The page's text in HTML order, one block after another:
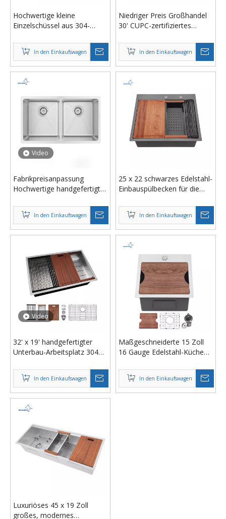
Hochwertige kleine
Einzelschüssel aus 304-
Spültheke, 15-Zoll-
Küchenspüle, Schiff aus
Thailand
In den Einkaufswagen
Niedriger Preis Großhandel
30' CUPC-zertifiziertes
Küchenspülbecken aus
Edelstahl, hergestellt in
Thailand
In den Einkaufswagen
Video
Fabrikpreisanpassung
Hochwertige handgefertigte
Küchenspülen aus Edelstahl
304, hergestellt in Thailand
In den Einkaufswagen
25 x 22 schwarzes Edelstahl-
Einbauspülbecken für die
Einzelbecken, tiefes
Küchenspülbecken mit
Schneidebrett
In den Einkaufswagen
Video
32' x 19' handgefertigter
Unterbau-Arbeitsplatz 304
Lieferant
In den Einkaufswagen
Maßgeschneiderte 15 Zoll
16 Gauge Edelstahl-Küchen-
Outdoor-Vorbereitungsspüle
mit Geschirrgitter und
Abfluss
In den Einkaufswagen
Luxuriöses 45 x 19 Zoll
großes, modernes